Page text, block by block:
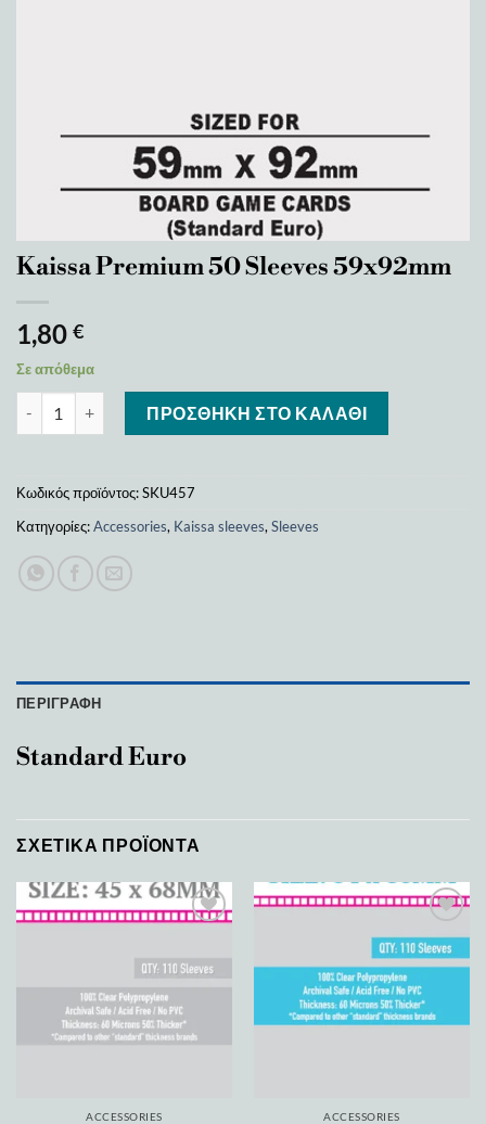
Kaissa Premium 50 Sleeves 59x92mm
1,80 €
Σε απόθεμα
Kaissa Premium 50 Sleeves 59x92mm ποσότητα
ΠΡΟΣΘΉΚΗ ΣΤΟ ΚΑΛΆΘΙ
Κωδικός προϊόντος:SKU457
Κατηγορίες:Accessories, Kaissa sleeves, Sleeves
ΠΕΡΙΓΡΑΦΉ
Standard Euro
ΣΧΕΤΙΚΆ ΠΡΟΪΌΝΤΑ
ACCESSORIES
Add to
wishlist
ACCESSORIES